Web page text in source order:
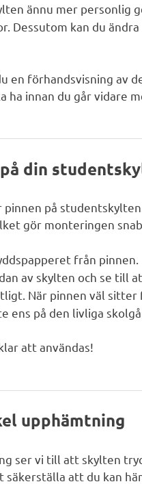
ännu mer personlig
Dessutom kan du
en förhandsvisning av
innan du går vidare
din
på
gör monteringen
från pinnen.
av skylten och se till
När pinnen väl
ens på den livliga
att användas!
upphämtning
ser vi till att skylten
säkerställa att du kan